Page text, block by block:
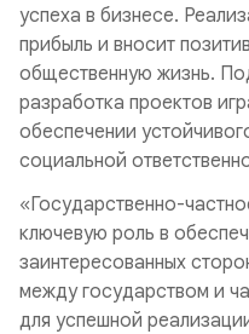
успеха в бизнесе.
прибыль и вносит
общественную жизнь.
разработка проектов
обеспечении
социальной
«Государственно-
ключевую роль в
заинтересованных
между государством и
для успешной